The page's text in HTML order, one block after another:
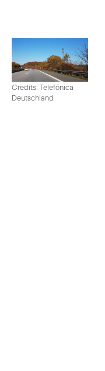
Credits: Telefónica
Deutschland